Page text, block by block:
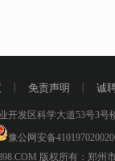
免责声明 诚
发区科学大道53号3号
豫公网安备
版权所有：郑州